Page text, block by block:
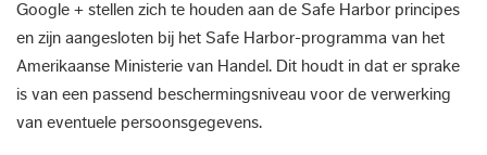
Google + stellen zich te houden aan de Safe Harbor principes
en zijn aangesloten bij het Safe Harbor-programma van het
Amerikaanse Ministerie van Handel. Dit houdt in dat er sprake
is van een passend beschermingsniveau voor de verwerking
van eventuele persoonsgegevens.